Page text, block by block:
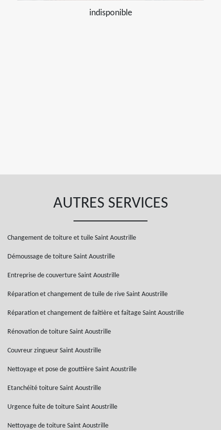
indisponible
AUTRES SERVICES
Changement de toiture et tuile Saint Aoustrille
Démoussage de toiture Saint Aoustrille
Entreprise de couverture Saint Aoustrille
Réparation et changement de tuile de rive Saint Aoustrille
Réparation et changement de faîtière et faîtage Saint Aoustrille
Rénovation de toiture Saint Aoustrille
Couvreur zingueur Saint Aoustrille
Nettoyage et pose de gouttière Saint Aoustrille
Etanchéité toiture Saint Aoustrille
Urgence fuite de toiture Saint Aoustrille
Nettoyage de toiture Saint Aoustrille